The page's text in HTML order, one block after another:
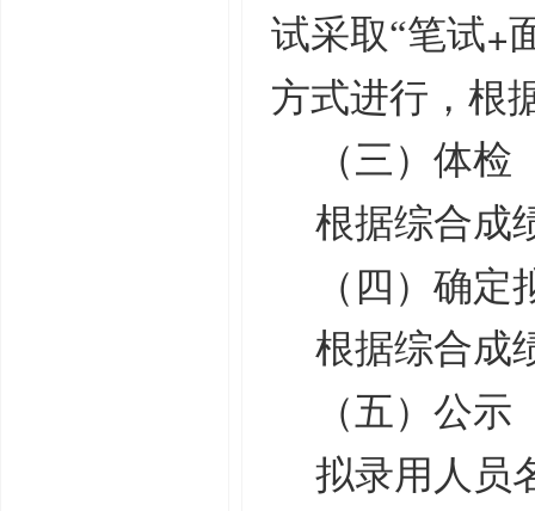
试采取“笔试+
方式进行，根
（三）体检
根据综合成
（四）确
根据综合成
（五）公示
拟录用人员